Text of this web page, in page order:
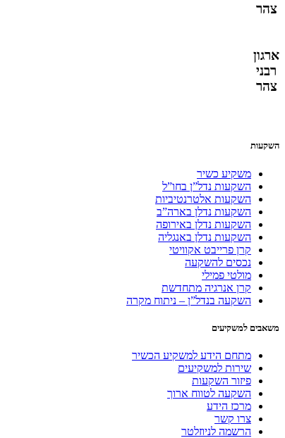
צהר
ארגון
רבני
צהר
השקעות
משקיע כשיר
השקעות נדל”ן בחו”ל
השקעות אלטרנטיביות
השקעות נדלן בארה”ב
השקעות נדלן באירופה
השקעות נדלן באנגליה
קרן פרייבט אקוויטי
נכסים להשקעה
מולטי פמילי
קרן אנרגיה מתחדשת
השקעה בנדל”ן – ניתוח מקרה
משאבים למשקיעים
מתחם הידע למשקיע הכשיר
שירות למשקיעים
פיזור השקעות
השקעה לטווח ארוך
מרכז הידע
צרו קשר
הרשמה לניוזלטר